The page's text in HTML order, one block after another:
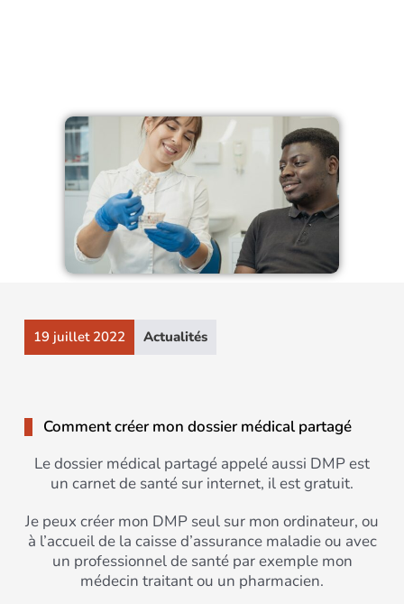
19 juillet 2022 Actualités
Comment créer mon dossier médical partagé
Le dossier médical partagé appelé aussi DMP est
un carnet de santé sur internet, il est gratuit.
Je peux créer mon DMP seul sur mon ordinateur, ou
à l’accueil de la caisse d’assurance maladie ou avec
un professionnel de santé par exemple mon
médecin traitant ou un pharmacien.